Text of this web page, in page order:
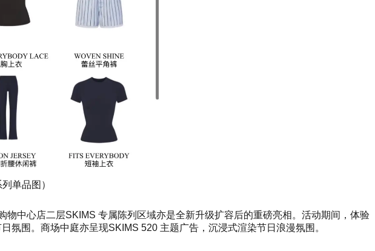
单品图）
中心店二层SKIMS 专属陈列区域亦是全新升级扩容后的重磅亮相。活动期间，体验
围。商场中庭亦呈现SKIMS 520 主题广告，沉浸式渲染节日浪漫氛围。